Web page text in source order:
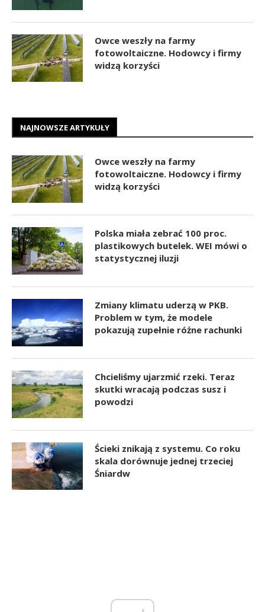
Owce weszły na farmy
fotowoltaiczne. Hodowcy i firmy
widzą korzyści
NAJNOWSZE ARTYKUŁY
Owce weszły na farmy
fotowoltaiczne. Hodowcy i firmy
widzą korzyści
Polska miała zebrać 100 proc.
plastikowych butelek. WEI mówi o
statystycznej iluzji
Zmiany klimatu uderzą w PKB.
Problem w tym, że modele
pokazują zupełnie różne rachunki
Chcieliśmy ujarzmić rzeki. Teraz
skutki wracają podczas susz i
powodzi
Ścieki znikają z systemu. Co roku
skala dorównuje jednej trzeciej
Śniardw